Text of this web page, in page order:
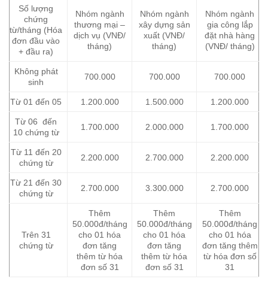
Số lượng
chứng
từ/tháng (Hóa
đơn đầu vào
+ đầu ra)
Nhóm ngành
thương mại –
dịch vụ (VNĐ/
tháng)
Nhóm ngành
xây dựng sản
xuất (VNĐ/
tháng)
Nhóm ngành
gia công lắp
đặt nhà hàng
(VNĐ/ tháng)
Không phát
sinh
700.000 700.000 700.000
Từ 01 đến 05 1.200.000 1.500.000 1.200.000
Từ 06 đến
10 chứng từ
1.700.000 2.000.000 1.700.000
Từ 11 đến 20
chứng từ
2.200.000 2.700.000 2.200.000
Từ 21 đến 30
chứng từ
2.700.000 3.300.000 2.700.000
Trên 31
chứng từ
Thêm
50.000đ/tháng
cho 01 hóa
đơn tăng
thêm từ hóa
đơn số 31
Thêm
50.000đ/tháng
cho 01 hóa
đơn tăng
thêm từ hóa
đơn số 31
Thêm
50.000đ/tháng
cho 01 hóa
đơn tăng thêm
từ hóa đơn số
31